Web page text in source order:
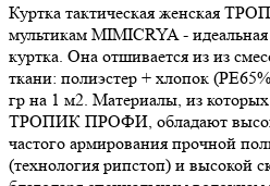
Куртка тактическая женская
мультикам MIMICRYA - идеальная
куртка. Она отшивается из из
ткани: полиэстер + хлопок
гр на 1 м2. Материалы, из которых
ТРОПИК ПРОФИ, обладают
частого армирования прочной
(технология рипстоп) и высокой